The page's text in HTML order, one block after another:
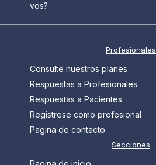
vos?
Profesionales
Consulte nuestros planes
Respuestas a Profesionales
Respuestas a Pacientes
Registrese como profesional
Pagina de contacto
Secciones